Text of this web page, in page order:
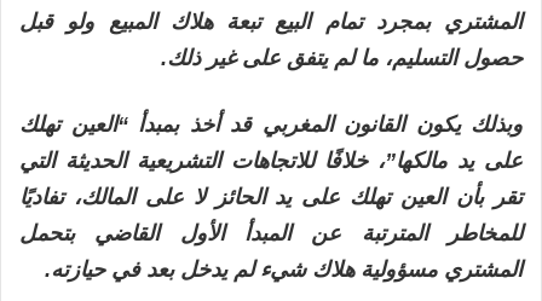
المشتري بمجرد تمام البيع تبعة هلاك المبيع ولو قبل
حصول التسليم، ما لم يتفق على غير ذلك.
وبذلك يكون القانون المغربي قد أخذ بمبدأ “العين تهلك
على يد مالكها”، خلافًا للاتجاهات التشريعية الحديثة التي
تقر بأن العين تهلك على يد الحائز لا على المالك، تفاديًا
للمخاطر المترتبة عن المبدأ الأول القاضي بتحمل
المشتري مسؤولية هلاك شيء لم يدخل بعد في حيازته.